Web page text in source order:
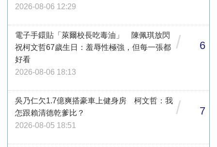
2026-08-06 12:29
電子手鐶貼「萊爾校長吃毒油」 陳佩琪放閃
祝柯文哲67歲生日：羞辱性極強，但每一張都
好看
2026-08-06 18:13
/ 6
吳乃仁欠1.7億爽搭豪車上健身房 柯文哲：我
怎跟賴清德乾爹比？
2026-08-05 18:51
/ 7